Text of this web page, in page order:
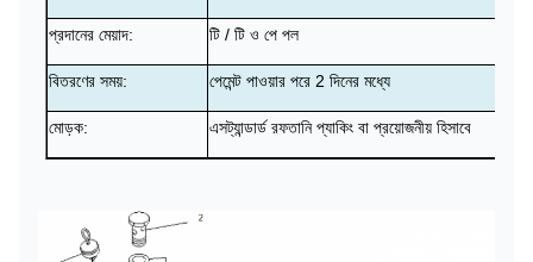
প্রদানের মেয়াদ: টি / টি ও পে পল
বিতরণের সময়: পেমেন্ট পাওয়ার পরে 2 দিনের মধ্যে
মোড়ক: এসট্যান্ডার্ড রফতানি প্যাকিং বা প্রয়োজনীয় হিসাবে